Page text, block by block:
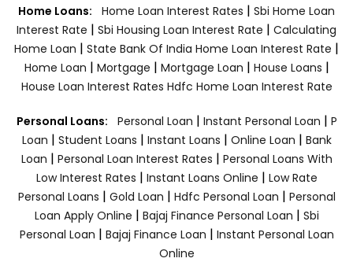
Home Loans: Home Loan Interest Rates | Sbi Home Loan
Interest Rate | Sbi Housing Loan Interest Rate | Calculating
Home Loan | State Bank Of India Home Loan Interest Rate |
Home Loan | Mortgage | Mortgage Loan | House Loans |
House Loan Interest Rates Hdfc Home Loan Interest Rate
Personal Loans: Personal Loan | Instant Personal Loan | P
Loan | Student Loans | Instant Loans | Online Loan | Bank
Loan | Personal Loan Interest Rates | Personal Loans With
Low Interest Rates | Instant Loans Online | Low Rate
Personal Loans | Gold Loan | Hdfc Personal Loan | Personal
Loan Apply Online | Bajaj Finance Personal Loan | Sbi
Personal Loan | Bajaj Finance Loan | Instant Personal Loan
Online